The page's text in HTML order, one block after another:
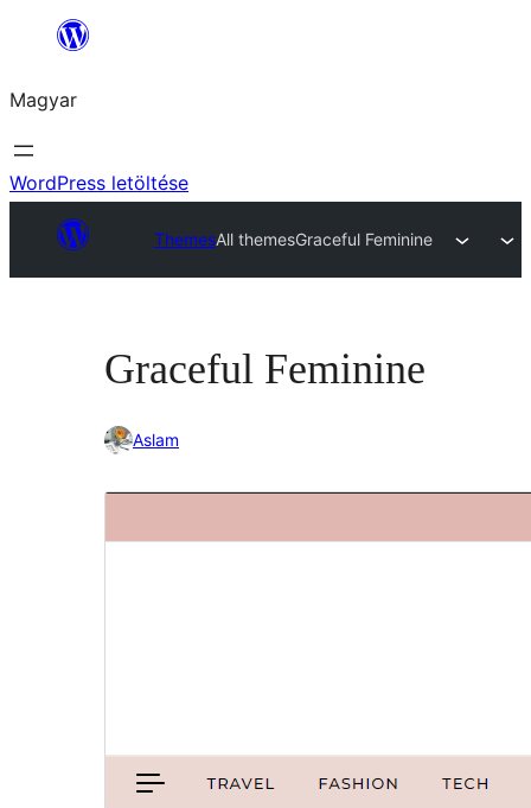
Ugrás
tartalomhoz
Magyar
WordPress letöltése
ThemesAll themesGraceful Feminine
Graceful Feminine
Aslam